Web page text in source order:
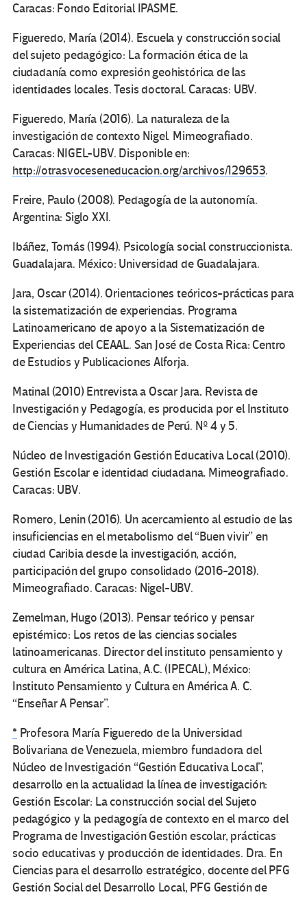
Caracas: Fondo Editorial IPASME.
Figueredo, María (2014). Escuela y construcción social
del sujeto pedagógico: La formación ética de la
ciudadanía como expresión geohistórica de las
identidades locales. Tesis doctoral. Caracas: UBV.
Figueredo, María (2016). La naturaleza de la
investigación de contexto Nigel. Mimeografiado.
Caracas: NIGEL-UBV. Disponible en:
http://otrasvoceseneducacion.org/archivos/129653.
Freire, Paulo (2008). Pedagogía de la autonomía.
Argentina: Siglo XXI.
Ibáñez, Tomás (1994). Psicología social construccionista.
Guadalajara. México: Universidad de Guadalajara.
Jara, Oscar (2014). Orientaciones teóricos-prácticas para
la sistematización de experiencias. Programa
Latinoamericano de apoyo a la Sistematización de
Experiencias del CEAAL. San José de Costa Rica: Centro
de Estudios y Publicaciones Alforja.
Matinal (2010) Entrevista a Oscar Jara. Revista de
Investigación y Pedagogía, es producida por el Instituto
de Ciencias y Humanidades de Perú. Nº 4 y 5.
Núcleo de Investigación Gestión Educativa Local (2010).
Gestión Escolar e identidad ciudadana. Mimeografiado.
Caracas: UBV.
Romero, Lenin (2016). Un acercamiento al estudio de las
insuficiencias en el metabolismo del “Buen vivir” en
ciudad Caribia desde la investigación, acción,
participación del grupo consolidado (2016-2018).
Mimeografiado. Caracas: Nigel-UBV.
Zemelman, Hugo (2013). Pensar teórico y pensar
epistémico: Los retos de las ciencias sociales
latinoamericanas. Director del instituto pensamiento y
cultura en América Latina, A.C. (IPECAL), México:
Instituto Pensamiento y Cultura en América A. C.
“Enseñar A Pensar”.
* Profesora María Figueredo de la Universidad
Bolivariana de Venezuela, miembro fundadora del
Núcleo de Investigación “Gestión Educativa Local”,
desarrollo en la actualidad la línea de investigación:
Gestión Escolar: La construcción social del Sujeto
pedagógico y la pedagogía de contexto en el marco del
Programa de Investigación Gestión escolar, prácticas
socio educativas y producción de identidades. Dra. En
Ciencias para el desarrollo estratégico, docente del PFG
Gestión Social del Desarrollo Local, PFG Gestión de